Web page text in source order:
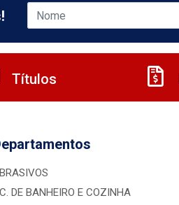
Títulos
DE BANHEIRO E COZINHA